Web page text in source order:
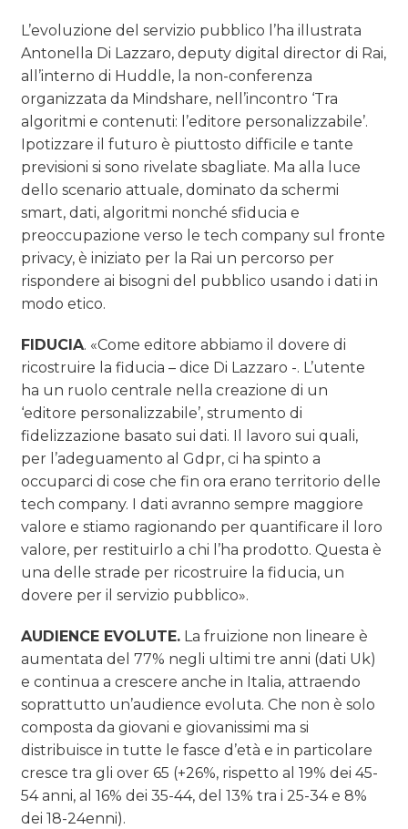
L’evoluzione del servizio pubblico l’ha illustrata
Antonella Di Lazzaro, deputy digital director di Rai,
all’interno di Huddle, la non-conferenza
organizzata da Mindshare, nell’incontro ‘Tra
algoritmi e contenuti: l’editore personalizzabile’.
Ipotizzare il futuro è piuttosto difficile e tante
previsioni si sono rivelate sbagliate. Ma alla luce
dello scenario attuale, dominato da schermi
smart, dati, algoritmi nonché sfiducia e
preoccupazione verso le tech company sul fronte
privacy, è iniziato per la Rai un percorso per
rispondere ai bisogni del pubblico usando i dati in
modo etico.
FIDUCIA. «Come editore abbiamo il dovere di
ricostruire la fiducia – dice Di Lazzaro -. L’utente
ha un ruolo centrale nella creazione di un
‘editore personalizzabile’, strumento di
fidelizzazione basato sui dati. Il lavoro sui quali,
per l’adeguamento al Gdpr, ci ha spinto a
occuparci di cose che fin ora erano territorio delle
tech company. I dati avranno sempre maggiore
valore e stiamo ragionando per quantificare il loro
valore, per restituirlo a chi l’ha prodotto. Questa è
una delle strade per ricostruire la fiducia, un
dovere per il servizio pubblico».
AUDIENCE EVOLUTE. La fruizione non lineare è
aumentata del 77% negli ultimi tre anni (dati Uk)
e continua a crescere anche in Italia, attraendo
soprattutto un’audience evoluta. Che non è solo
composta da giovani e giovanissimi ma si
distribuisce in tutte le fasce d’età e in particolare
cresce tra gli over 65 (+26%, rispetto al 19% dei 45-
54 anni, al 16% dei 35-44, del 13% tra i 25-34 e 8%
dei 18-24enni).